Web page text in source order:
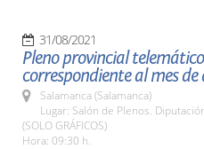
31/08/2021
Pleno provincial telemático
correspondiente al mes de
Salamanca (Salamanca)
Lugar: Salón de Plenos.
(SOLO GRÁFICOS)
Hora: 09:30 h.